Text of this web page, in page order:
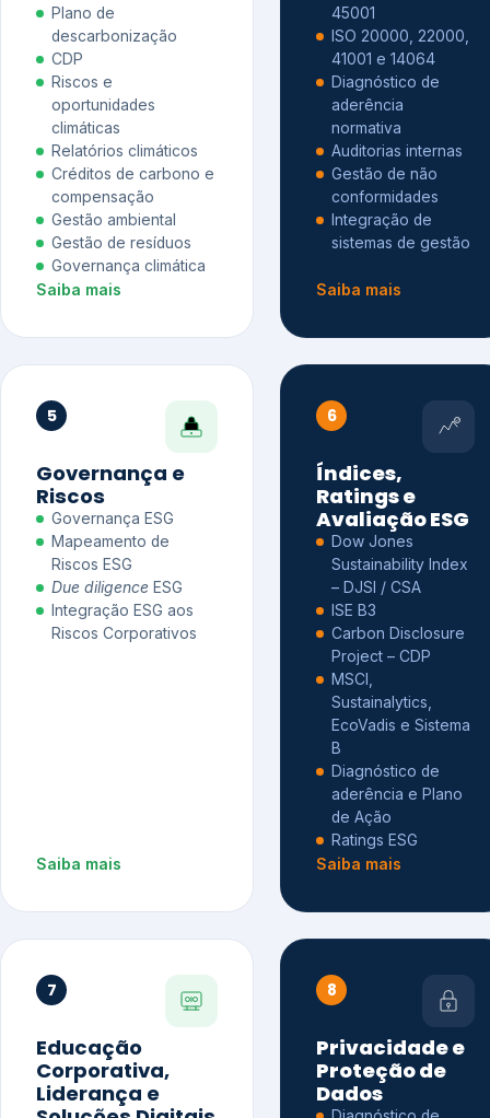
Plano de
descarbonização
CDP
Riscos e
oportunidades
climáticas
Relatórios climáticos
Créditos de carbono e
compensação
Gestão ambiental
Gestão de resíduos
Governança climática
Saiba mais
45001
ISO 20000, 22000,
41001 e 14064
Diagnóstico de
aderência
normativa
Auditorias internas
Gestão de não
conformidades
Integração de
sistemas de gestão
Saiba mais
5
Governança e
Riscos
Governança ESG
Mapeamento de
Riscos ESG
Due diligence ESG
Integração ESG aos
Riscos Corporativos
Saiba mais
6
Índices,
Ratings e
Avaliação ESG
Dow Jones
Sustainability Index
– DJSI / CSA
ISE B3
Carbon Disclosure
Project – CDP
MSCI,
Sustainalytics,
EcoVadis e Sistema
B
Diagnóstico de
aderência e Plano
de Ação
Ratings ESG
Saiba mais
7
Educação
Corporativa,
Liderança e
8
Privacidade e
Proteção de
Dados